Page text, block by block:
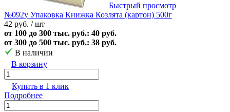
Быстрый просмотр
№092у Упаковка Книжка Козлята (картон) 500г
42 руб. / шт
от 100 до 300 тыс. руб.: 40 руб.
от 300 до 500 тыс. руб.: 38 руб.
В наличии
В корзину
Купить в 1 клик
Подробнее